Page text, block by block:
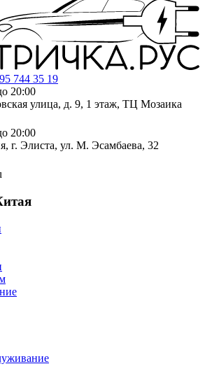
744 35 19
20:00
улица, д. 9, 1 этаж, ТЦ Мозаика
20:00
г. Элиста, ул. М. Эсамбаева, 32